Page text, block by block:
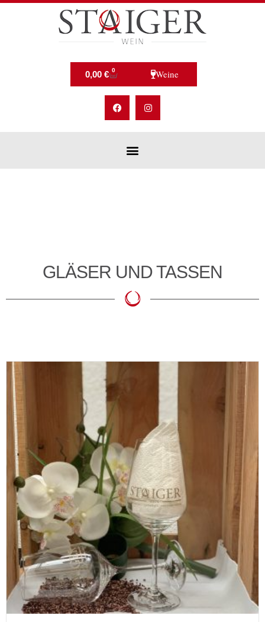
0,00 € 0 Weine
GLÄSER UND TASSEN